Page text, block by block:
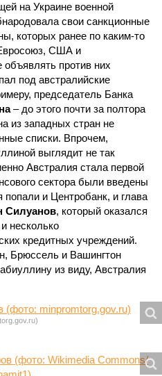
на Украине военной
свои санкционные
которых ранее по каким-то
США и
против них
под австралийские
председатель Банка
– до этого почти за полтора
из западных стран не
списки. Впрочем,
выглядит не так
Австралия стала первой
сектора были введены
попали и Центробанк, и глава
Силуанов, который оказался
несколько
кредитных учреждений.
Брюссель и Вашингтон
из виду, Австралия